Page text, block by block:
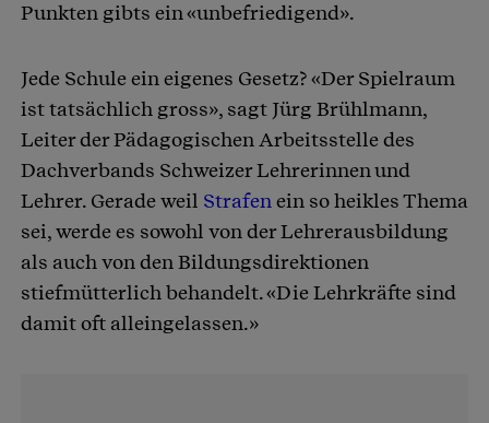
Punkten gibts ein «unbefriedigend».
Jede Schule ein eigenes Gesetz? «Der Spielraum
ist tatsächlich gross», sagt Jürg Brühlmann,
Leiter der Pädagogischen Arbeitsstelle des
Dachverbands Schweizer Lehrerinnen und
Lehrer. Gerade weil Strafenein so heikles Thema
sei, werde es sowohl von der Lehrerausbildung
als auch von den Bildungsdirektionen
stiefmütterlich behandelt. «Die Lehrkräfte sind
damit oft alleingelassen.»